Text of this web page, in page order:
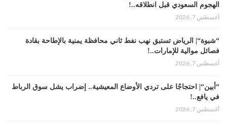
الهجوم السعودي قبل انطلاقه..!
أغسطس 7, 2026
“شبوة“| الرياض تستبق نهب نفط ثاني محافظة يمنية بالإطاحة بقادة
فصائل موالية للإمارات..!
أغسطس 7, 2026
“أبين“| احتجاجًا على تردي الأوضاع المعيشية.. إضراب يشل سوق الرباط
في يافع..!
أغسطس 7, 2026